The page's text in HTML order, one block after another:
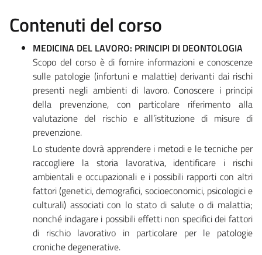
Contenuti del corso
MEDICINA DEL LAVORO: PRINCIPI DI DEONTOLOGIA
Scopo del corso è di fornire informazioni e conoscenze
sulle patologie (infortuni e malattie) derivanti dai rischi
presenti negli ambienti di lavoro. Conoscere i principi
della prevenzione, con particolare riferimento alla
valutazione del rischio e all’istituzione di misure di
prevenzione.
Lo studente dovrà apprendere i metodi e le tecniche per
raccogliere la storia lavorativa, identificare i rischi
ambientali e occupazionali e i possibili rapporti con altri
fattori (genetici, demografici, socioeconomici, psicologici e
culturali) associati con lo stato di salute o di malattia;
nonché indagare i possibili effetti non specifici dei fattori
di rischio lavorativo in particolare per le patologie
croniche degenerative.